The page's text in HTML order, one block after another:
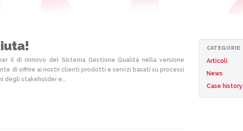
il di rinnovo del Sistema Gestione Qualità nella versione
di offrire ai nostri clienti prodotti e servizi basati su processi
degli stakeholder e...
CATEGORIE
Articoli
News
Case history